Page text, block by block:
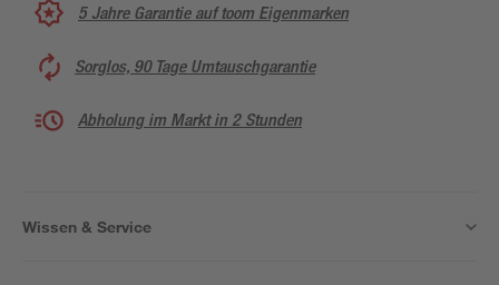
5 Jahre Garantie auf toom Eigenmarken
Sorglos, 90 Tage Umtauschgarantie
Abholung im Markt in 2 Stunden
Wissen & Service